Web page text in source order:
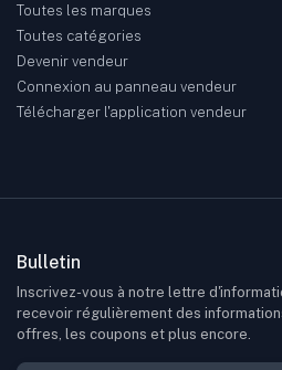
Toutes les marques
Toutes catégories
Devenir vendeur
Connexion au panneau vendeur
Télécharger l'application vendeur
Bulletin
Inscrivez-vous à notre lettre
recevoir régulièrement des
offres, les coupons et plus encore.